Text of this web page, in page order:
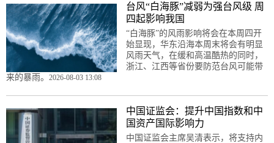
台风“白海豚”减弱为强台风级 周
四起影响我国
“白海豚”的风雨影响将会在本周四开
始显现，华东沿海本周末将会有明显
风雨天气，在缓和高温酷热的同时，
浙江、江西等省份要防范台风可能带
来的暴雨。 2026-08-03 13:08
中国证监会：提升中国指数和中
国资产国际影响力
中国证监会主席吴清表示，将支持内